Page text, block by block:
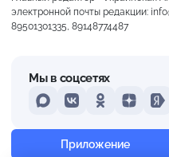
+18°
электронной почты редакции:
89501301335, 89148774487
Мы в соцсетях
MAXVKontakteDzen
Приложение